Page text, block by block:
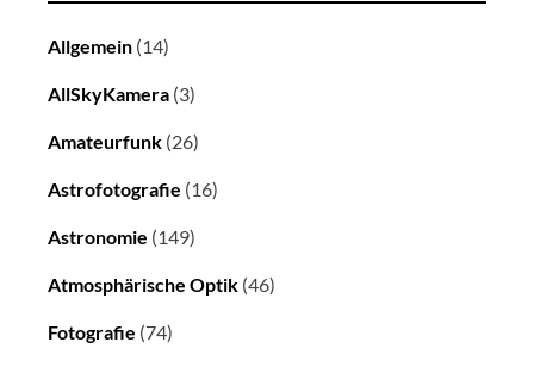
Allgemein (14)
AllSkyKamera (3)
Amateurfunk (26)
Astrofotografie (16)
Astronomie (149)
Atmosphärische Optik (46)
Fotografie (74)